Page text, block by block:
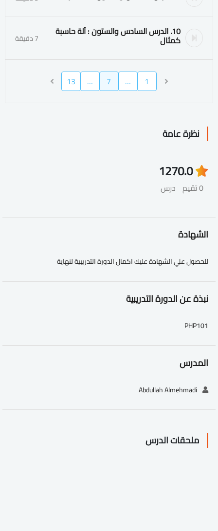
10. الدرس السادس والستون : آلة حاسبة
كمثال 7 دقيقة
1
…
7
…
13
نظرة عامة
0.0
0 تقيم
127
درس
الشهادة
للحصول علي الشهادة عليك اكمال الدورة التدريبية لنهاية
نبذة عن الدورة التدريبية
PHP101
المدرس
ملحقات الدرس